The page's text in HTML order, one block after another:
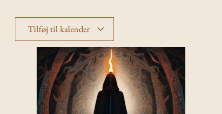
Tilføj til kalender